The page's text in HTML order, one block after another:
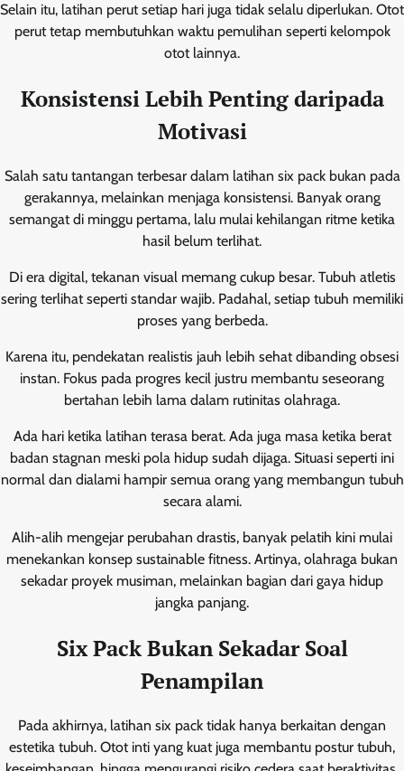
Selain itu, latihan perut setiap hari juga tidak selalu diperlukan. Otot
perut tetap membutuhkan waktu pemulihan seperti kelompok
otot lainnya.
Konsistensi Lebih Penting daripada
Motivasi
Salah satu tantangan terbesar dalam latihan six pack bukan pada
gerakannya, melainkan menjaga konsistensi. Banyak orang
semangat di minggu pertama, lalu mulai kehilangan ritme ketika
hasil belum terlihat.
Di era digital, tekanan visual memang cukup besar. Tubuh atletis
sering terlihat seperti standar wajib. Padahal, setiap tubuh memiliki
proses yang berbeda.
Karena itu, pendekatan realistis jauh lebih sehat dibanding obsesi
instan. Fokus pada progres kecil justru membantu seseorang
bertahan lebih lama dalam rutinitas olahraga.
Ada hari ketika latihan terasa berat. Ada juga masa ketika berat
badan stagnan meski pola hidup sudah dijaga. Situasi seperti ini
normal dan dialami hampir semua orang yang membangun tubuh
secara alami.
Alih-alih mengejar perubahan drastis, banyak pelatih kini mulai
menekankan konsep sustainable fitness. Artinya, olahraga bukan
sekadar proyek musiman, melainkan bagian dari gaya hidup
jangka panjang.
Six Pack Bukan Sekadar Soal
Penampilan
Pada akhirnya, latihan six pack tidak hanya berkaitan dengan
estetika tubuh. Otot inti yang kuat juga membantu postur tubuh,